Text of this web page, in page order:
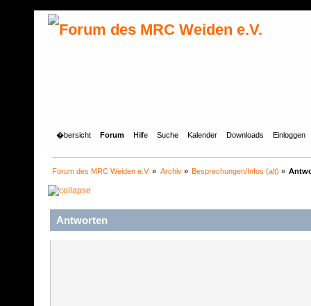
�bersicht Forum Hilfe Suche Kalender Downloads Einloggen
Forum des MRC Weiden e.V. » Archiv» Besprechungen/Infos (alt) »
Antworten